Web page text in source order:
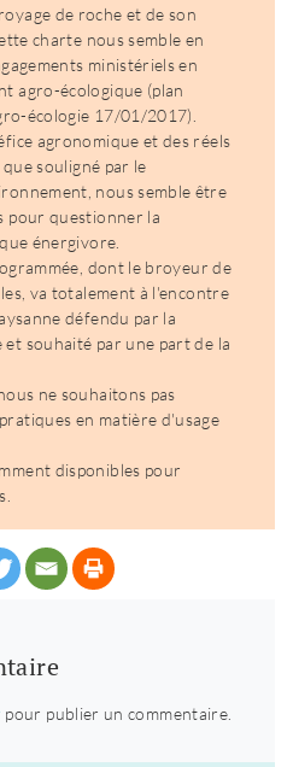
de roche et de son
charte nous semble en
ministériels en
agro-écologique (plan
écologie 17/01/2017).
agronomique et des réels
souligné par le
nous semble être
pour questionner la
énergivore.
dont le broyeur de
va totalement à l'encontre
défendu par la
souhaité par une part de la
ne souhaitons pas
en matière d'usage
disponibles pour
pour publier un commentaire.